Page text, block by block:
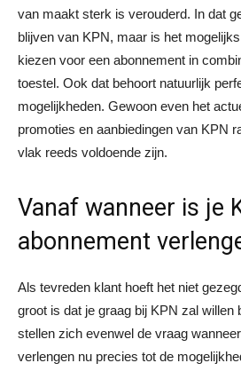
van maakt sterk is verouderd. In dat
blijven van KPN, maar is het
kiezen voor een abonnement in
toestel. Ook dat behoort natuurlijk
mogelijkheden. Gewoon even het
promoties en aanbiedingen van KPN
vlak reeds voldoende zijn.
Vanaf wanneer is je
abonnement
Als tevreden klant hoeft het niet
groot is dat je graag bij KPN zal willen
stellen zich evenwel de vraag
verlengen nu precies tot de